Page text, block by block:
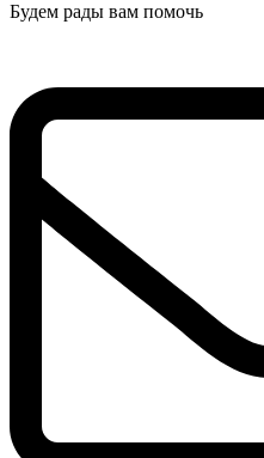
Будем рады вам помочь